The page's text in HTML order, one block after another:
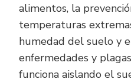
alimentos, la
temperaturas
humedad del suelo y
enfermedades y
funciona aislando el